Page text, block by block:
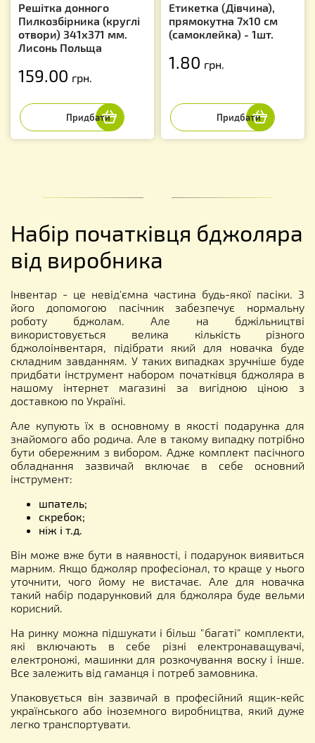
Решітка донного
Пилкозбірника (круглі
отвори) 341х371 мм.
Лисонь Польща
159.00 грн.
Етикетка (Дівчина),
прямокутна 7х10 см
(самоклейка) - 1шт.
1.80 грн.
Набір початківця бджоляра
від виробника
Інвентар - це невід'ємна частина будь-якої пасіки. З
його допомогою пасічник забезпечує нормальну
роботу бджолам. Але на бджільництві
використовується велика кількість різного
бджолоінвентаря, підібрати який для новачка буде
складним завданням. У таких випадках зручніше буде
придбати інструмент набором початківця бджоляра в
нашому інтернет магазині за вигідною ціною з
доставкою по Україні.
Але купують їх в основному в якості подарунка для
знайомого або родича. Але в такому випадку потрібно
бути обережним з вибором. Адже комплект пасічного
обладнання зазвичай включає в себе основний
інструмент:
шпатель;
скребок;
ніж і т.д.
Він може вже бути в наявності, і подарунок виявиться
марним. Якщо бджоляр професіонал, то краще у нього
уточнити, чого йому не вистачає. Але для новачка
такий набір подарунковий для бджоляра буде вельми
корисний.
На ринку можна підшукати і більш "багаті" комплекти,
які включають в себе різні електронаващувачі,
електроножі, машинки для розкочування воску і інше.
Все залежить від гаманця і потреб замовника.
Упаковується він зазвичай в професійний ящик-кейс
українського або іноземного виробництва, який дуже
легко транспортувати.